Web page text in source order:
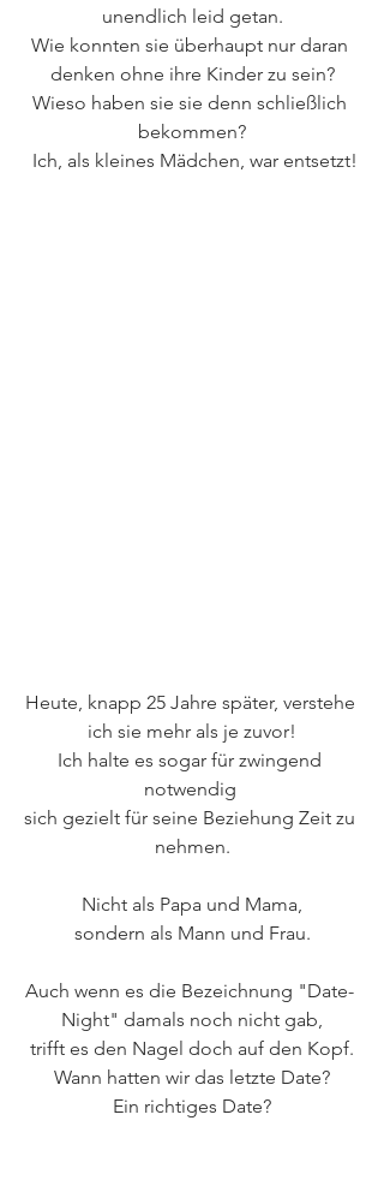
unendlich leid getan.
Wie konnten sie überhaupt nur daran
denken ohne ihre Kinder zu sein?
Wieso haben sie sie denn schließlich
bekommen?
Ich, als kleines Mädchen, war entsetzt!
Heute, knapp 25 Jahre später, verstehe
ich sie mehr als je zuvor!
Ich halte es sogar für zwingend
notwendig
sich gezielt für seine Beziehung Zeit zu
nehmen.
Nicht als Papa und Mama,
sondern als Mann und Frau.
Auch wenn es die Bezeichnung "Date-
Night" damals noch nicht gab,
trifft es den Nagel doch auf den Kopf.
Wann hatten wir das letzte Date?
Ein richtiges Date?